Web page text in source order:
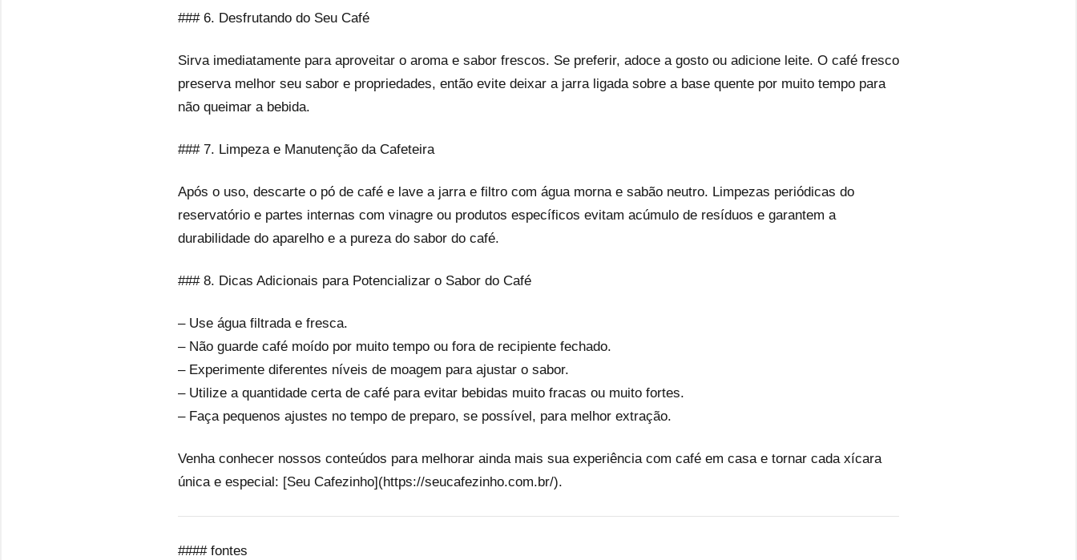
### 6. Desfrutando do Seu Café
Sirva imediatamente para aproveitar o aroma e sabor frescos. Se preferir, adoce a gosto ou adicione leite. O café fresco
preserva melhor seu sabor e propriedades, então evite deixar a jarra ligada sobre a base quente por muito tempo para
não queimar a bebida.
### 7. Limpeza e Manutenção da Cafeteira
Após o uso, descarte o pó de café e lave a jarra e filtro com água morna e sabão neutro. Limpezas periódicas do
reservatório e partes internas com vinagre ou produtos específicos evitam acúmulo de resíduos e garantem a
durabilidade do aparelho e a pureza do sabor do café.
### 8. Dicas Adicionais para Potencializar o Sabor do Café
– Use água filtrada e fresca.
– Não guarde café moído por muito tempo ou fora de recipiente fechado.
– Experimente diferentes níveis de moagem para ajustar o sabor.
– Utilize a quantidade certa de café para evitar bebidas muito fracas ou muito fortes.
– Faça pequenos ajustes no tempo de preparo, se possível, para melhor extração.
Venha conhecer nossos conteúdos para melhorar ainda mais sua experiência com café em casa e tornar cada xícara
única e especial: [Seu Cafezinho](https://seucafezinho.com.br/).
#### fontes